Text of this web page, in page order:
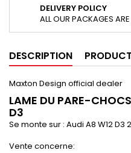
DELIVERY POLICY
ALL OUR PACKAGES
DESCRIPTION
Maxton Design official dealer
LAME DU PARE-
D3
Se monte sur : Audi A8 W12 D3
Vente concerne: